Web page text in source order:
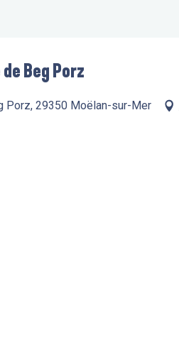
Beg Porz
Porz, 29350 Moëlan-sur-Mer